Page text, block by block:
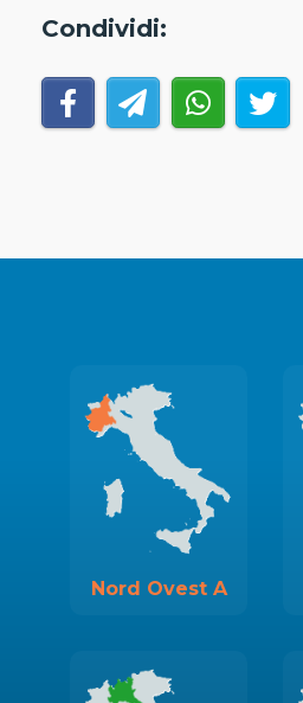
Condividi:
Nord Ovest A